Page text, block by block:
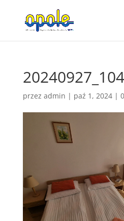
przez admin | paź 1, 2024|